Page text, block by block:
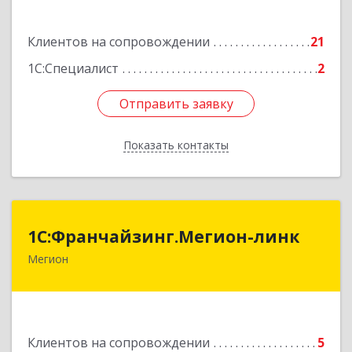
Клиентов на сопровождении
21
1С:Специалист
2
Отправить заявку
Показать контакты
Подробнее
Отправить заявку
Назад
1С:Франчайзинг.Мегион-линк
Мегион
Клиентов на сопровождении 5
1С:Франчайзинг.Мегион-линк